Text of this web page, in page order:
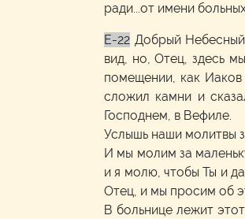
ради...от имени
E-22 Добрый
вид, но, Отец, здесь
помещении, как
сложил камни и
Господнем, в Вефиле.
Услышь наши молитвы
И мы молим за
и я молю, чтобы Ты и
Отец, и мы просим об
В больнице лежит